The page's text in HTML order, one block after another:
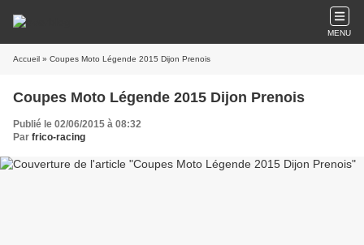
MENU
Accueil » Coupes Moto Légende 2015 Dijon Prenois
Coupes Moto Légende 2015 Dijon Prenois
Publié le 02/06/2015 à 08:32
Par frico-racing